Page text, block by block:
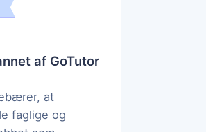
af GoTutor
at
faglige og